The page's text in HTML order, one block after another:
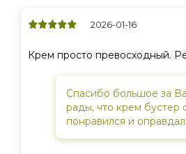
2026-01-16
Крем просто превосходный.
Спасибо большое за
рады, что крем бустер
понравился и